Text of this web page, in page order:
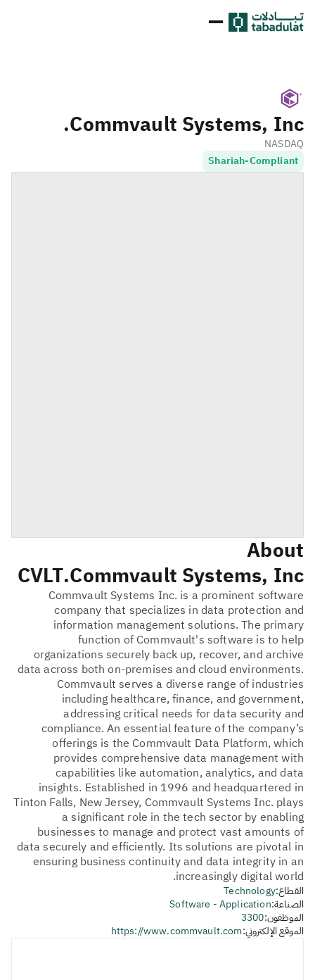
Commvault Systems, Inc.
NASDAQ
Shariah-Compliant
About
Commvault Systems, Inc.
CVLT
Commvault Systems Inc. is a prominent software
company that specializes in data protection and
information management solutions. The primary
function of Commvault's software is to help
organizations securely back up, recover, and archive
data across both on-premises and cloud environments.
Commvault serves a diverse range of industries
including healthcare, finance, and government,
addressing critical needs for data security and
compliance. An essential feature of the company’s
offerings is the Commvault Data Platform, which
provides comprehensive data management with
capabilities like automation, analytics, and data
insights. Established in 1996 and headquartered in
Tinton Falls, New Jersey, Commvault Systems Inc. plays
a significant role in the tech sector by enabling
businesses to manage and protect vast amounts of
data securely and efficiently. Its solutions are pivotal in
ensuring business continuity and data integrity in an
increasingly digital world.
القطاع:Technology
الصناعة:Software - Application
الموظفون:3300
الموقع الإلكتروني:https://www.commvault.com